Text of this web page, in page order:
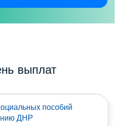
выплат
пособий
ДНР